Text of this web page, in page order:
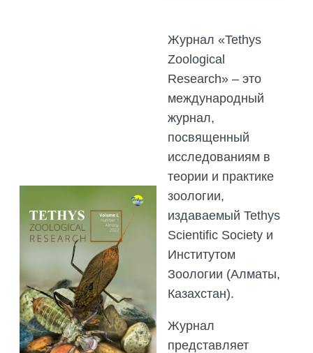
Журнал «Tethys
Zoological
Research» – это
международный
журнал,
посвященный
исследованиям в
теории и практике
зоологии,
издаваемый Tethys
Scientific Society и
Институтом
Зоологии (Алматы,
Казахстан).
Журнал
представляет